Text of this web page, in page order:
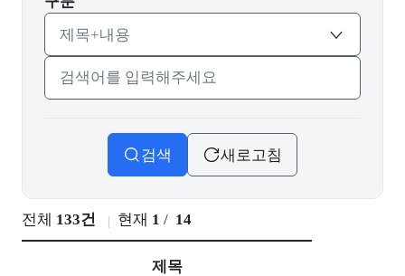
검색어 입력
검색 새로고침
전체 133건 현재 1 / 14
제목